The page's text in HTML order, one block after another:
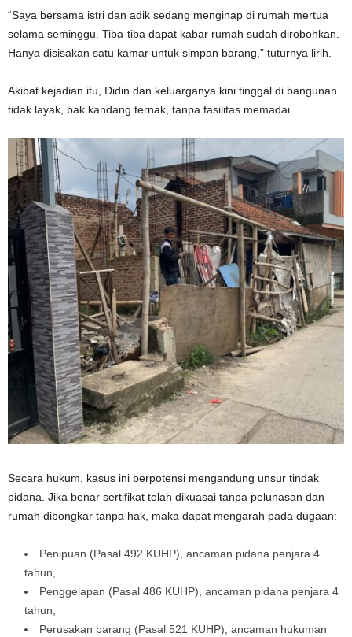
“Saya bersama istri dan adik sedang menginap di rumah mertua
selama seminggu. Tiba-tiba dapat kabar rumah sudah dirobohkan.
Hanya disisakan satu kamar untuk simpan barang,” tuturnya lirih.
Akibat kejadian itu, Didin dan keluarganya kini tinggal di bangunan
tidak layak, bak kandang ternak, tanpa fasilitas memadai.
Secara hukum, kasus ini berpotensi mengandung unsur tindak
pidana. Jika benar sertifikat telah dikuasai tanpa pelunasan dan
rumah dibongkar tanpa hak, maka dapat mengarah pada dugaan:
Penipuan (Pasal 492 KUHP), ancaman pidana penjara 4
tahun,
Penggelapan (Pasal 486 KUHP), ancaman pidana penjara 4
tahun,
Perusakan barang (Pasal 521 KUHP), ancaman hukuman